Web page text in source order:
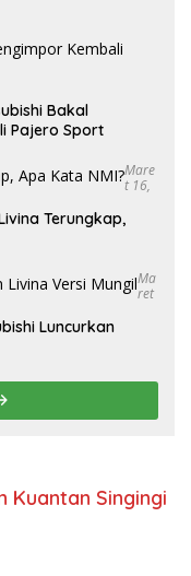
Bakal
Pajero Sport
Mare
T 16,
Terungkap,
Ma
Ret
Luncurkan
Kuantan Singingi